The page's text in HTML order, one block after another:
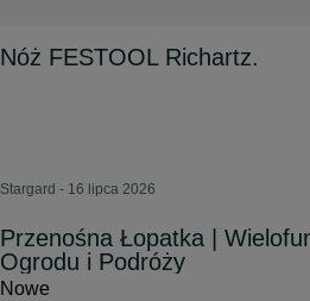
Nóż FESTOOL Richartz.
Stargard - 16 lipca 2026
Przenośna Łopatka |
Ogrodu i Podróży
Nowe